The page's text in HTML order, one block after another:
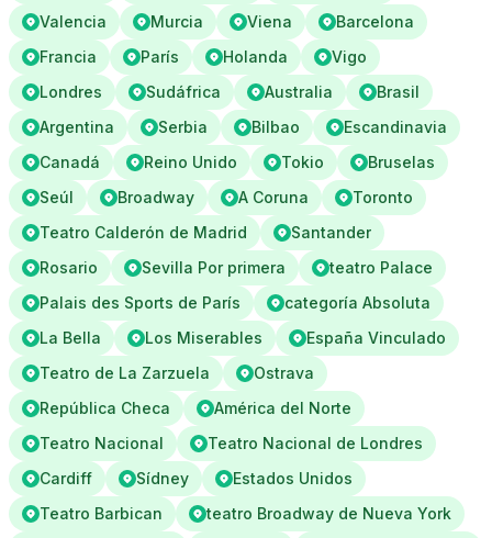
Valencia
Murcia Viena
Barcelona
Francia
París Holanda
Vigo
Londres
Sudáfrica Australia
Brasil
Argentina
Serbia Bilbao
Escandinavia
Canadá
Reino Unido Tokio
Bruselas
Seúl
Broadway A Coruna
Toronto
Teatro Calderón de Madrid
Santander
Rosario
Sevilla Por primera
teatro Palace
Palais des Sports de París
categoría Absoluta
La Bella
Los Miserables
España Vinculado
Teatro de La Zarzuela
Ostrava
República Checa
América del Norte
Teatro Nacional
Teatro Nacional de Londres
Cardiff
Sídney
Estados Unidos
Teatro Barbican
teatro Broadway de Nueva York